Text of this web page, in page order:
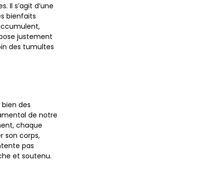
Il s’agit d’une
bienfaits
justement
des tumultes
des
de notre
chaque
son corps,
pas
et soutenu.